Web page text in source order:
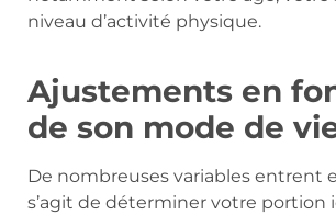
niveau d’activité physique.
Ajustements en
de son mode de
De nombreuses variables entrent
s’agit de déterminer votre portion